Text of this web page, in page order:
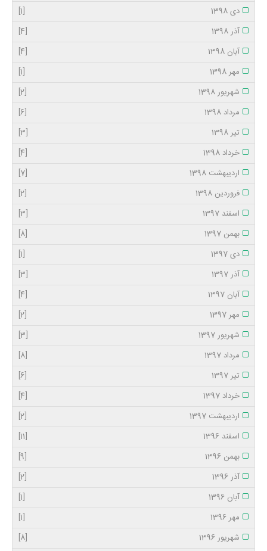
دی 1398
[1]
آذر 1398
[4]
آبان 1398
[4]
مهر 1398
[1]
شهریور 1398
[2]
مرداد 1398
[6]
تیر 1398
[3]
خرداد 1398
[4]
اردیبهشت 1398
[7]
فروردین 1398
[2]
اسفند 1397
[3]
بهمن 1397
[8]
دی 1397
[1]
آذر 1397
[3]
آبان 1397
[4]
مهر 1397
[2]
شهریور 1397
[3]
مرداد 1397
[8]
تیر 1397
[6]
خرداد 1397
[4]
اردیبهشت 1397
[2]
اسفند 1396
[11]
بهمن 1396
[9]
آذر 1396
[2]
آبان 1396
[1]
مهر 1396
[1]
شهریور 1396
[8]